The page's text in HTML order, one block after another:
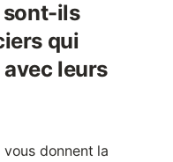
sont-ils
qui
leurs
donnent la